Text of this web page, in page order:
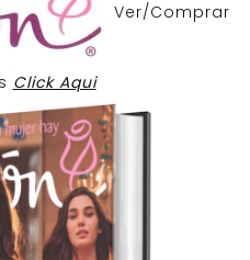
Ver/Comprar
Click Aqui